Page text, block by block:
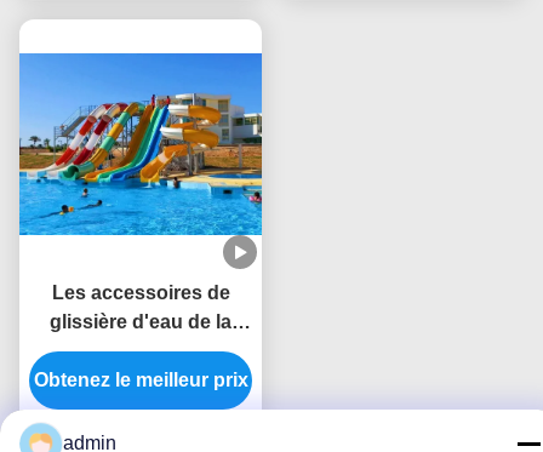
Les accessoires de
glissière d'eau de la
piscine pour adultes
comprennent un
système
d'approvisionnement
Obtenez le meilleur prix
admin